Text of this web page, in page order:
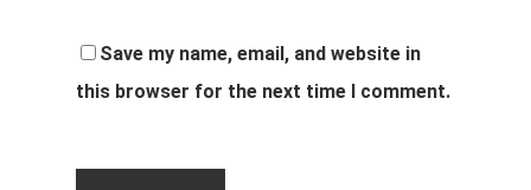
Save my name, email, and website in
this browser for the next time I comment.